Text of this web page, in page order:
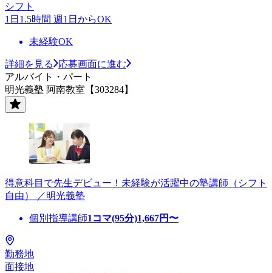
シフト
1日1.5時間 週1日からOK
未経験OK
詳細を見る
応募画面に進む
アルバイト・パート
明光義塾 阿南教室【303284】
得意科目で先生デビュー！未経験が活躍中の塾講師（シフト
自由） ／明光義塾
個別指導講師1コマ(95分)1,667円〜
勤務地
面接地